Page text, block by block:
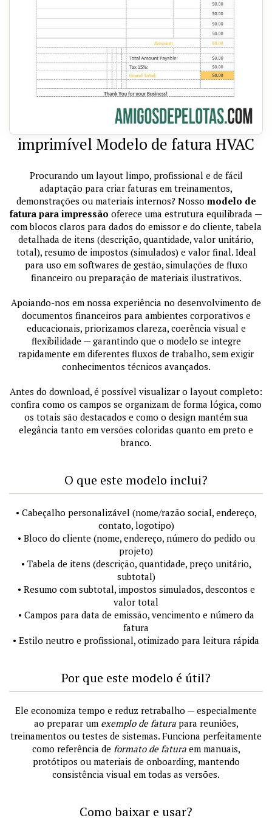
imprimível Modelo de fatura HVAC
Procurando um layout limpo, profissional e de fácil
adaptação para criar faturas em treinamentos,
demonstrações ou materiais internos? Nosso modelo de
fatura para impressão oferece uma estrutura equilibrada —
com blocos claros para dados do emissor e do cliente, tabela
detalhada de itens (descrição, quantidade, valor unitário,
total), resumo de impostos (simulados) e valor final. Ideal
para uso em softwares de gestão, simulações de fluxo
financeiro ou preparação de materiais ilustrativos.
Apoiando-nos em nossa experiência no desenvolvimento de
documentos financeiros para ambientes corporativos e
educacionais, priorizamos clareza, coerência visual e
flexibilidade — garantindo que o modelo se integre
rapidamente em diferentes fluxos de trabalho, sem exigir
conhecimentos técnicos avançados.
Antes do download, é possível visualizar o layout completo:
confira como os campos se organizam de forma lógica, como
os totais são destacados e como o design mantém sua
elegância tanto em versões coloridas quanto em preto e
branco.
O que este modelo inclui?
• Cabeçalho personalizável (nome/razão social, endereço,
contato, logotipo)
• Bloco do cliente (nome, endereço, número do pedido ou
projeto)
• Tabela de itens (descrição, quantidade, preço unitário,
subtotal)
• Resumo com subtotal, impostos simulados, descontos e
valor total
• Campos para data de emissão, vencimento e número da
fatura
• Estilo neutro e profissional, otimizado para leitura rápida
Por que este modelo é útil?
Ele economiza tempo e reduz retrabalho — especialmente
ao preparar um exemplo de faturapara reuniões,
treinamentos ou testes de sistemas. Funciona perfeitamente
como referência de formato de faturaem manuais,
protótipos ou materiais de onboarding, mantendo
consistência visual em todas as versões.
Como baixar e usar?